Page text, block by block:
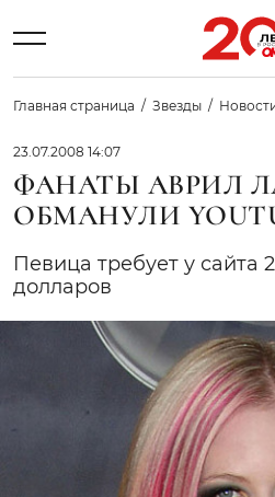
Главная страница Звезды
23.07.2008 14:07
ФАНАТЫ АВРИЛ
ОБМАНУЛИ
Певица требует у сайта
долларов